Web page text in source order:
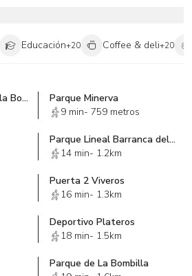
Educación+20 Coffee & deli+20
Parque del Conde (de la Bola)
Parque Minerva
9 min- 759 metros
Parque Lineal Barranca del Muerto
14 min- 1.2km
Puerta 2 Viveros
16 min- 1.3km
Deportivo Plateros
18 min- 1.5km
Parque de La Bombilla